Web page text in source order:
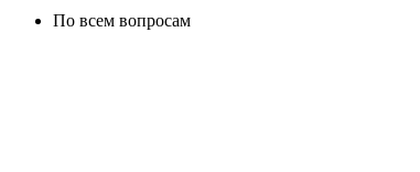
По всем вопросам